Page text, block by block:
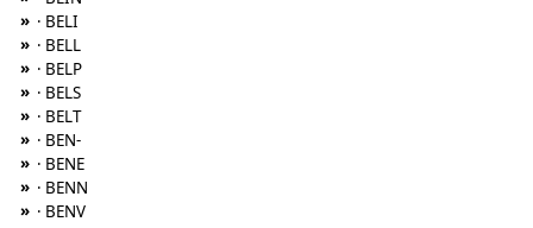
» · BELI
» · BELL
» · BELP
» · BELS
» · BELT
» · BEN-
» · BENE
» · BENN
» · BENV